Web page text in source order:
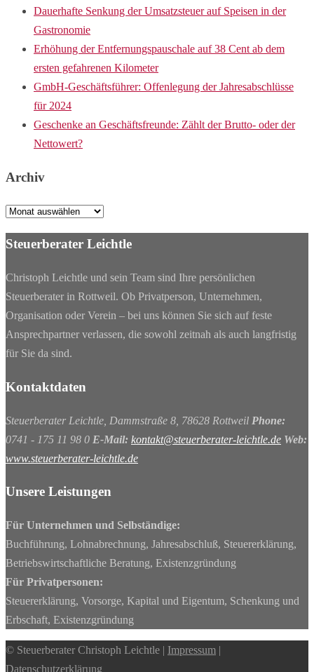
Dauerhafte Senkung der Umsatzsteuer auf Speisen in der
Gastronomie
Erhöhung der Entfernungspauschale auf 38 Cent ab dem
ersten gefahrenen Kilometer
GmbH-Geschäftsführer: Offenlegung der Jahresabschlüsse
für 2024
Geschenke an Geschäftsfreunde: Zählt der Brutto- oder der
Nettowert?
Archiv
Archiv
Steuerberater Leichtle
Christoph Leichtle und sein Team sind Ihre persönlichen
Steuerberater in Rottweil. Ob Privatperson, Unternehmen,
Organisation oder Verein – bei uns können Sie sich auf feste
Ansprechpartner verlassen, die sowohl zeitnah als auch langfristig
für Sie da sind.
Kontaktdaten
Steuerberater Leichtle, Dammstraße 8, 78628 Rottweil Phone:
0741 - 175 11 98 0 E-Mail: kontakt@steuerberater-leichtle.de Web:
www.steuerberater-leichtle.de
Unsere Leistungen
Für Unternehmen und Selbständige:
Buchführung, Lohnabrechnung, Jahresabschluß, Steuererklärung,
Betriebswirtschaftliche Beratung, Existenzgründung
Für Privatpersonen:
Steuererklärung, Vorsorge, Kapital und Eigentum, Schenkung und
Erbschaft, Existenzgründung
© Steuerberater Christoph Leichtle | Impressum |
Datenschutzerklärung